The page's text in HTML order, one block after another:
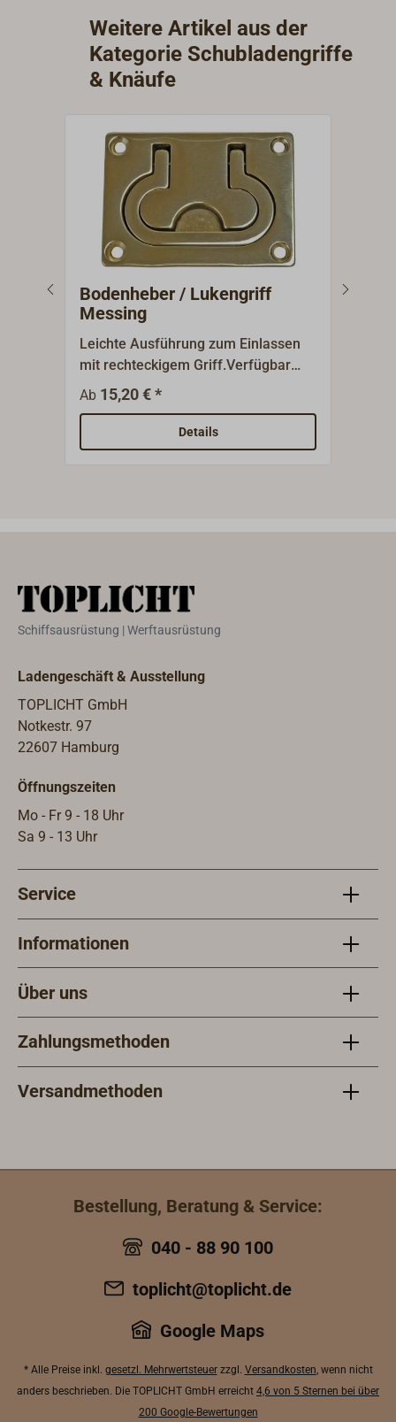
Weitere Artikel aus der
Kategorie Schubladengriffe
& Knäufe
Bodenheber / Lukengriff
Messing
Leichte Ausführung zum Einlassen
mit rechteckigem Griff.Verfügbar
aus Messing poliert oder verchromt.
Ab 15,20 € *
Details
Schiffsausrüstung | Werftausrüstung
Ladengeschäft & Ausstellung
TOPLICHT GmbH
Notkestr. 97
22607 Hamburg
Öffnungszeiten
Mo - Fr 9 - 18 Uhr
Sa 9 - 13 Uhr
Service
Informationen
Über uns
Zahlungsmethoden
Versandmethoden
Bestellung, Beratung & Service:
040 - 88 90 100
toplicht@toplicht.de
Google Maps
* Alle Preise inkl. gesetzl. Mehrwertsteuerzzgl. Versandkosten, wenn nicht
anders beschrieben. Die TOPLICHT GmbH erreicht 4,6 von 5 Sternen bei über
200 Google-Bewertungen